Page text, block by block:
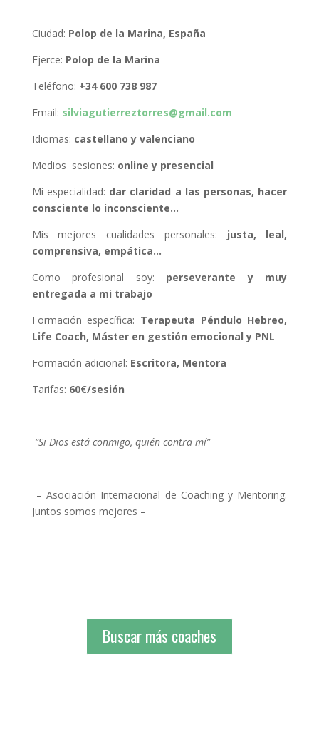
Ciudad: Polop de la Marina, España
Ejerce: Polop de la Marina
Teléfono: +34 600 738 987
Email: silviagutierreztorres@gmail.com
Idiomas: castellano y valenciano
Medios sesiones: online y presencial
Mi especialidad: dar claridad a las personas, hacer
consciente lo inconsciente…
Mis mejores cualidades personales: justa, leal,
comprensiva, empática…
Como profesional soy: perseverante y muy
entregada a mi trabajo
Formación específica: Terapeuta Péndulo Hebreo,
Life Coach, Máster en gestión emocional y PNL
Formación adicional: Escritora, Mentora
Tarifas: 60€/sesión
“Si Dios está conmigo, quién contra mí”
– Asociación Internacional de Coaching y Mentoring.
Juntos somos mejores –
Buscar más coaches